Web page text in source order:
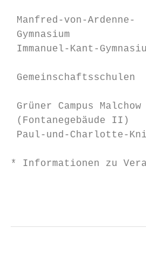
Manfred-von-
Gymnasium
Immanuel-Kant-
Gemeinschaftsschulen
Grüner Campus
(Fontanegebäude II)
Paul-und-Charlotte-
* Informationen zu